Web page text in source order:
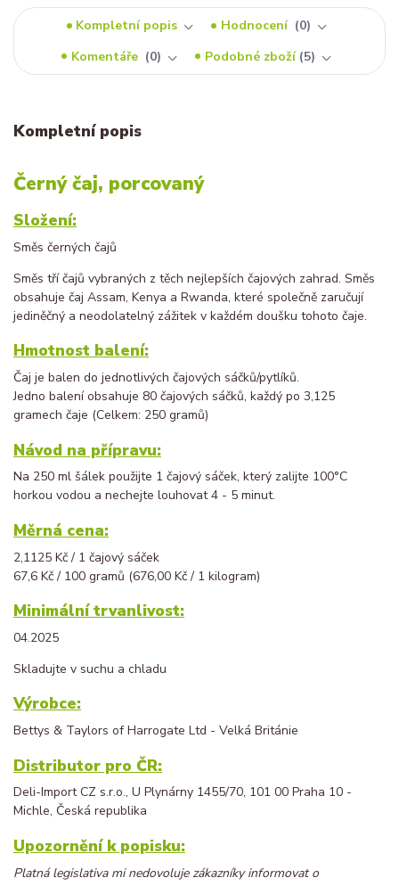
Kompletní popis Hodnocení
0
Komentáře
0 Podobné zboží 5
Kompletní popis
Černý čaj, porcovaný
Složení:
Směs černých čajů
Směs tří čajů vybraných z těch nejlepších čajových zahrad. Směs
obsahuje čaj Assam, Kenya a Rwanda, které společně zaručují
jediněčný a neodolatelný zážitek v každém doušku tohoto čaje.
Hmotnost balení:
Čaj je balen do jednotlivých čajových sáčků/pytlíků.
Jedno balení obsahuje 80 čajových sáčků, každý po 3,125
gramech čaje (Celkem: 250 gramů)
Návod na přípravu:
Na 250 ml šálek použijte 1 čajový sáček, který zalijte 100°C
horkou vodou a nechejte louhovat 4 - 5 minut.
Měrná cena:
2,1125 Kč / 1 čajový sáček
67,6 Kč / 100 gramů (676,00 Kč / 1 kilogram)
Minimální trvanlivost:
04.2025
Skladujte v suchu a chladu
Výrobce:
Bettys & Taylors of Harrogate Ltd - Velká Británie
Distributor pro ČR:
Deli-Import CZ s.r.o., U Plynárny 1455/70, 101 00 Praha 10 -
Michle, Česká republika
Upozornění k popisku:
Platná legislativa mi nedovoluje zákazníky informovat o